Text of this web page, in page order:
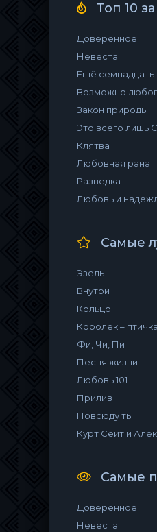
Топ 10
Доверенное
Невеста
Ещё семнадцать
Возможно
Закон природы
Это всего лишь
Клятва
Любовная рана
Разведка
Любовь и
Самые
Эзель
Внутри
Кольцо
Королёк –
Фи, Чи, Пи
Песня жизни
Любовь 101
Прилив
Повсюду ты
Курт Сеит и
Самые
Доверенное
Невеста